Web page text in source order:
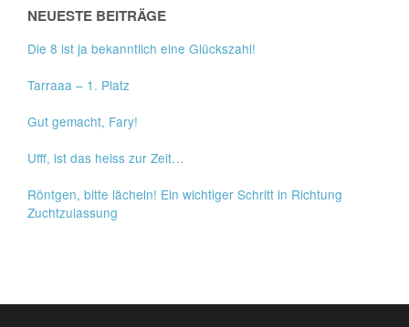
NEUESTE BEITRÄGE
Die 8 ist ja bekanntlich eine Glückszahl!
Tarraaa – 1. Platz
Gut gemacht, Fary!
Ufff, ist das heiss zur Zeit…
Röntgen, bitte lächeln! Ein wichtiger Schritt in Richtung
Zuchtzulassung